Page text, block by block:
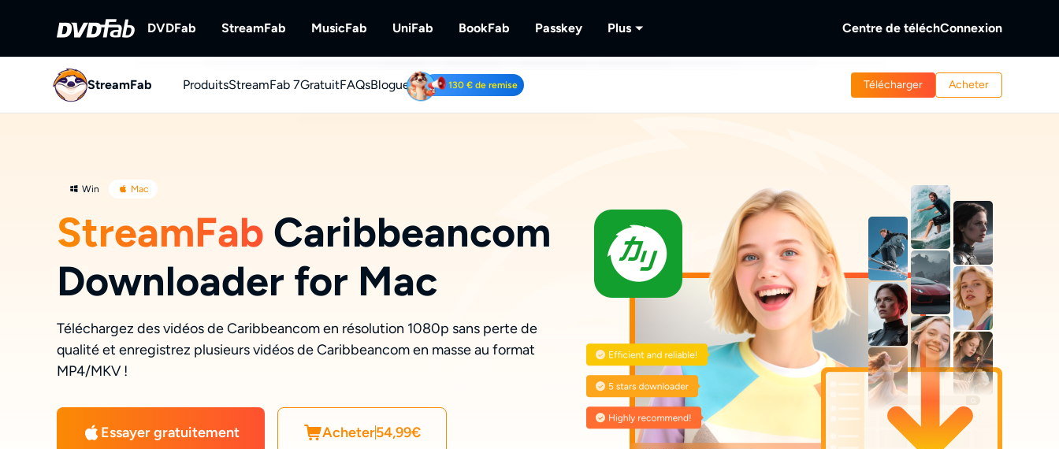
DVDFab
DVDFab
StreamFab
StreamFab
Téléchargement de vidéos en streaming.
MusicFab
MusicFab
Téléchargement de musique en streaming
UniFab
UniFab
BookFab
BookFab
Passkey Plus Centre de téléchConnexion
StreamFab ProduitsStreamFab 7GratuitFAQsBloguer 130 € de remise Télécharger Acheter
Win Mac
StreamFab Caribbeancom
Downloader for Mac
Téléchargez des vidéos de Caribbeancom en résolution 1080p sans perte de
qualité et enregistrez plusieurs vidéos de Caribbeancom en masse au format
MP4/MKV !
Essayer gratuitement Acheter54,99€